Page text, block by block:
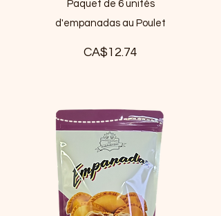
Paquet de 6 unités
d'empanadas au Poulet
CA$12.74